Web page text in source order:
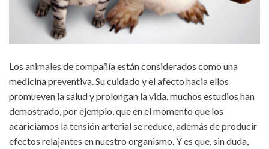
Los animales de compañía están considerados como una
medicina preventiva. Su cuidado y el afecto hacia ellos
promueven la salud y prolongan la vida. muchos estudios han
demostrado, por ejemplo, que en el momento que los
acariciamos la tensión arterial se reduce, además de producir
efectos relajantes en nuestro organismo. Y es que, sin duda,